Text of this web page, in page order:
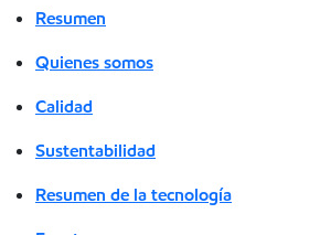
Resumen
Quienes somos
Calidad
Sustentabilidad
Resumen de la tecnología